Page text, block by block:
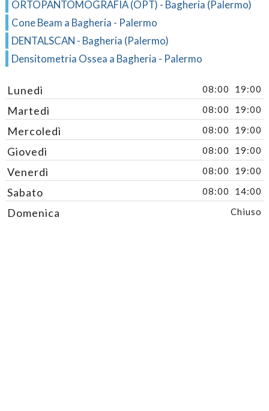
ORTOPANTOMOGRAFIA (OPT) - Bagheria (Palermo)
Cone Beam a Bagheria - Palermo
DENTALSCAN - Bagheria (Palermo)
Densitometria Ossea a Bagheria - Palermo
Lunedì 08:00 19:00
Martedì 08:00 19:00
Mercoledì 08:00 19:00
Giovedì 08:00 19:00
Venerdì 08:00 19:00
Sabato 08:00 14:00
Domenica Chiuso